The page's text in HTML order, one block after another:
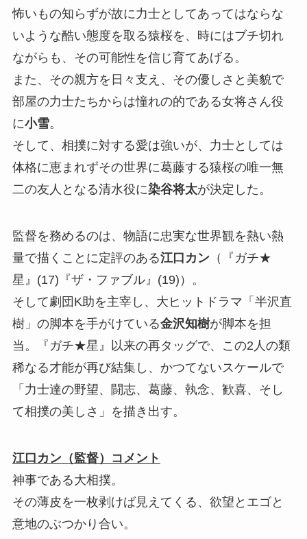
怖いもの知らずが故に力士としてあってはならな
いような酷い態度を取る猿桜を、時にはブチ切れ
ながらも、その可能性を信じ育てあげる。
また、その親方を日々支え、その優しさと美貌で
部屋の力士たちからは憧れの的である女将さん役
に小雪。
そして、相撲に対する愛は強いが、力士としては
体格に恵まれずその世界に葛藤する猿桜の唯一無
二の友人となる清水役に染谷将太が決定した。
監督を務めるのは、物語に忠実な世界観を熱い熱
量で描くことに定評のある江口カン（『ガチ★
星』(17)『ザ・ファブル』(19)）。
そして劇団K助を主宰し、大ヒットドラマ「半沢直
樹」の脚本を手がけている金沢知樹が脚本を担
当。『ガチ★星』以来の再タッグで、この2人の類
稀なる才能が再び結集し、かつてないスケールで
「力士達の野望、闘志、葛藤、執念、歓喜、そし
て相撲の美しさ」を描き出す。
江口カン（監督）コメント
神事である大相撲。
その薄皮を一枚剥けば見えてくる、欲望とエゴと
意地のぶつかり合い。